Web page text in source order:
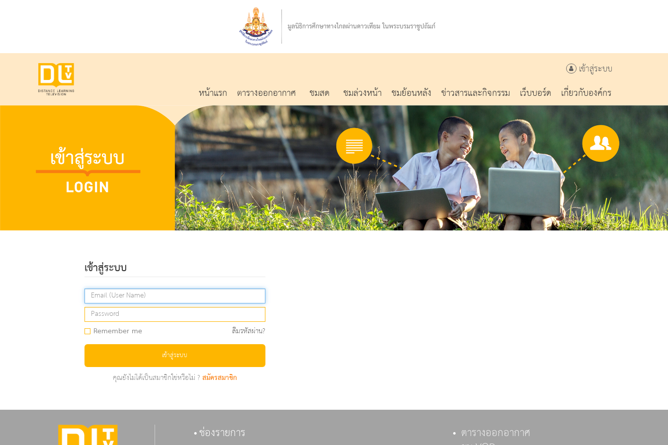
เข้าสู่ระบบ
หน้าแรก ตารางออกอากาศ ชมสด ชมล่วงหน้า ชมย้อนหลัง ข่าวสารและกิจกรรม เว็บบอร์ด เกี่ยวกับองค์กร
เข้าสู่ระบบ
Remember me ลืมรหัสผ่าน?
เข้าสู่ระบบ
คุณยังไม่ได้เป็นสมาชิกใช่หรือไม่ ?สมัครสมาชิก
ช่องรายการ ตารางออกอากาศ